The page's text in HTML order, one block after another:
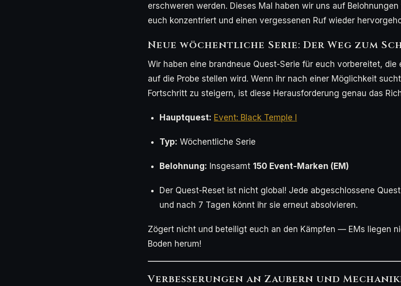
erschweren werden. Dieses Mal haben wir uns auf
euch konzentriert und einen vergessenen Ruf wieder
Neue wöchentliche Serie: Der Weg zum
Wir haben eine brandneue Quest-Serie für euch vorbereitet, die
auf die Probe stellen wird. Wenn ihr nach einer Möglichkeit
Fortschritt zu steigern, ist diese Herausforderung genau das
Hauptquest: Event: Black Temple I
Typ: Wöchentliche Serie
Belohnung: Insgesamt 150 Event-Marken (EM)
Der Quest-Reset ist nicht global! Jede abgeschlossene
und nach 7 Tagen könnt ihr sie erneut absolvieren.
Zögert nicht und beteiligt euch an den Kämpfen — EMs liegen
Boden herum!
Verbesserungen an Zaubern und